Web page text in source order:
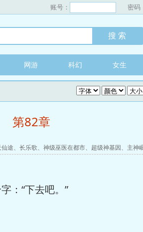
账号： 密码
网游 科幻 女生
第82章
途、 长乐歌、 神级巫医在都市、 超级神基因、 主神
：“下去吧。”